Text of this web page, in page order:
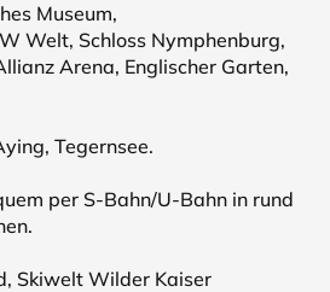
Museum,
Welt, Schloss Nymphenburg,
Arena, Englischer Garten,
Tegernsee.
per S-Bahn/U-Bahn in rund
Skiwelt Wilder Kaiser